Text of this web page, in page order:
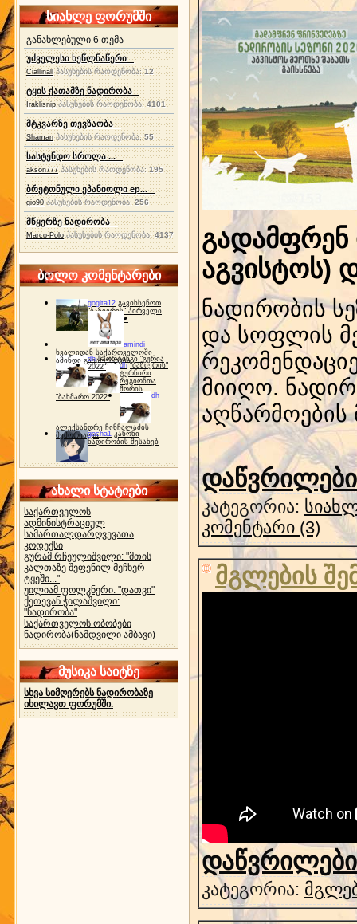
სიახლე ფორუმში
განახლებული 6 თემა
უძველესი ხეწლნაწერი
Ciallinall პასუხების რაოდენობა:12
ტყის ქათამზე ნადირობა
Iraklisnip პასუხების რაოდენობა: 4101
მტკვარზე თევზაობა
Shaman პასუხების რაოდენობა:55
სასტენდო სროლა ...
akson777 პასუხების რაოდენობა:195
ბრეტონული ეპანიოლი ep...
gio90 პასუხების რაოდენობა:256
მწყერზე ნადირობა
Marco-Polo პასუხების რაოდენობა:4137
ბოლო კომენტარები
gogita12 გავიხსენოთ
"ბაზიერის" პირველი
ტურნირი ❤
amindi
ხვალიდან საქართველოში
ამინდი გაუარესდება
dh სპორტინგი "გურია
2022"
dh "ბაზიერის"
ტურნირი
რეგიონთა
შორის
"ბახმარო 2022"
dh
ალექსანდრე ჩინჩალაძის
მემორიალიgocha1 კანონი
ნადირობის შესახებ
ახალი სტატიები
საქართველოს
ადმინისტრაციულ
სამართალდარღვევათა
კოდექსი
გურამ რჩეულიშვილი: "მთის
კალთაზე შეფენილ მეჩხერ
ტყეში..."
უილიამ ფოლკნერი: "დათვი"
ქეთევან ჭილაშვილი:
"ნადირობა"
საქართველოს ობობები
ნადირობა(ნამდვილი ამბავი)
მუსიკა საიტზე
სხვა სიმღერებს ნადირობაზე
იხილავთ ფორუმში.
გადამფრენ
აგვისტოს)
ნადირობის
და სოფლის
მიიღო.
აღწარმოების
კატეგორია:
კომენტარი (3)
მგლების
კატეგორია: